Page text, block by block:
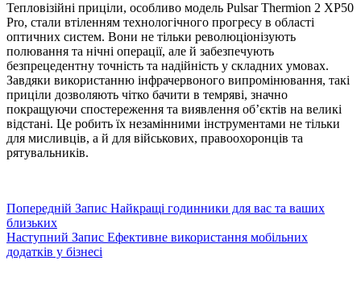
Тепловізійні приціли, особливо модель Pulsar Thermion 2 XP50
Pro, стали втіленням технологічного прогресу в області
оптичних систем. Вони не тільки революціонізують
полювання та нічні операції, але й забезпечують
безпрецедентну точність та надійність у складних умовах.
Завдяки використанню інфрачервоного випромінювання, такі
приціли дозволяють чітко бачити в темряві, значно
покращуючи спостереження та виявлення об’єктів на великі
відстані. Це робить їх незамінними інструментами не тільки
для мисливців, а й для військових, правоохоронців та
рятувальників.
Попередній Запис Найкращі годинники для вас та ваших
близьких
Наступний Запис Ефективне використання мобільних
додатків у бізнесі